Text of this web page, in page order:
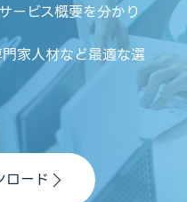
ービス概要を分かり
家人材など最適な選
ロード